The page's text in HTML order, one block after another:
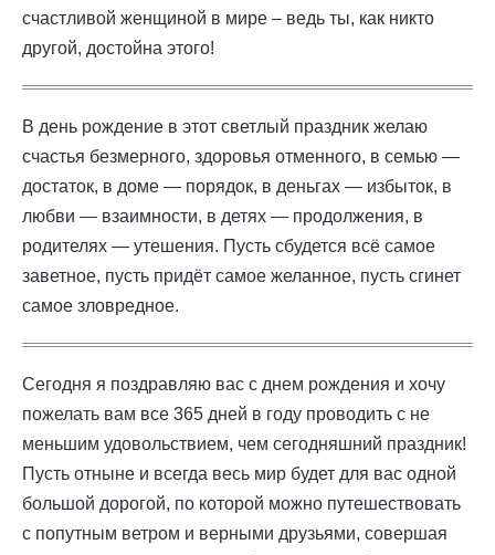
счастливой женщиной в мире – ведь ты, как никто
другой, достойна этого!
В день рождение в этот светлый праздник желаю
счастья безмерного, здоровья отменного, в семью —
достаток, в доме — порядок, в деньгах — избыток, в
любви — взаимности, в детях — продолжения, в
родителях — утешения. Пусть сбудется всё самое
заветное, пусть придёт самое желанное, пусть сгинет
самое зловредное.
Сегодня я поздравляю вас с днем рождения и хочу
пожелать вам все 365 дней в году проводить с не
меньшим удовольствием, чем сегодняшний праздник!
Пусть отныне и всегда весь мир будет для вас одной
большой дорогой, по которой можно путешествовать
с попутным ветром и верными друзьями, совершая